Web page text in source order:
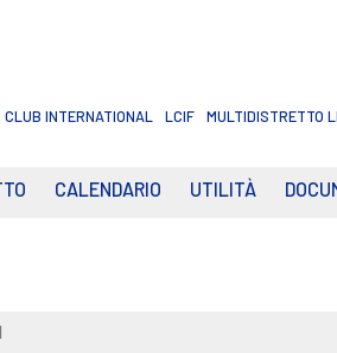
CLUB INTERNATIONAL LCIF MULTIDISTRETTO
CALENDARIO UTILITÀ